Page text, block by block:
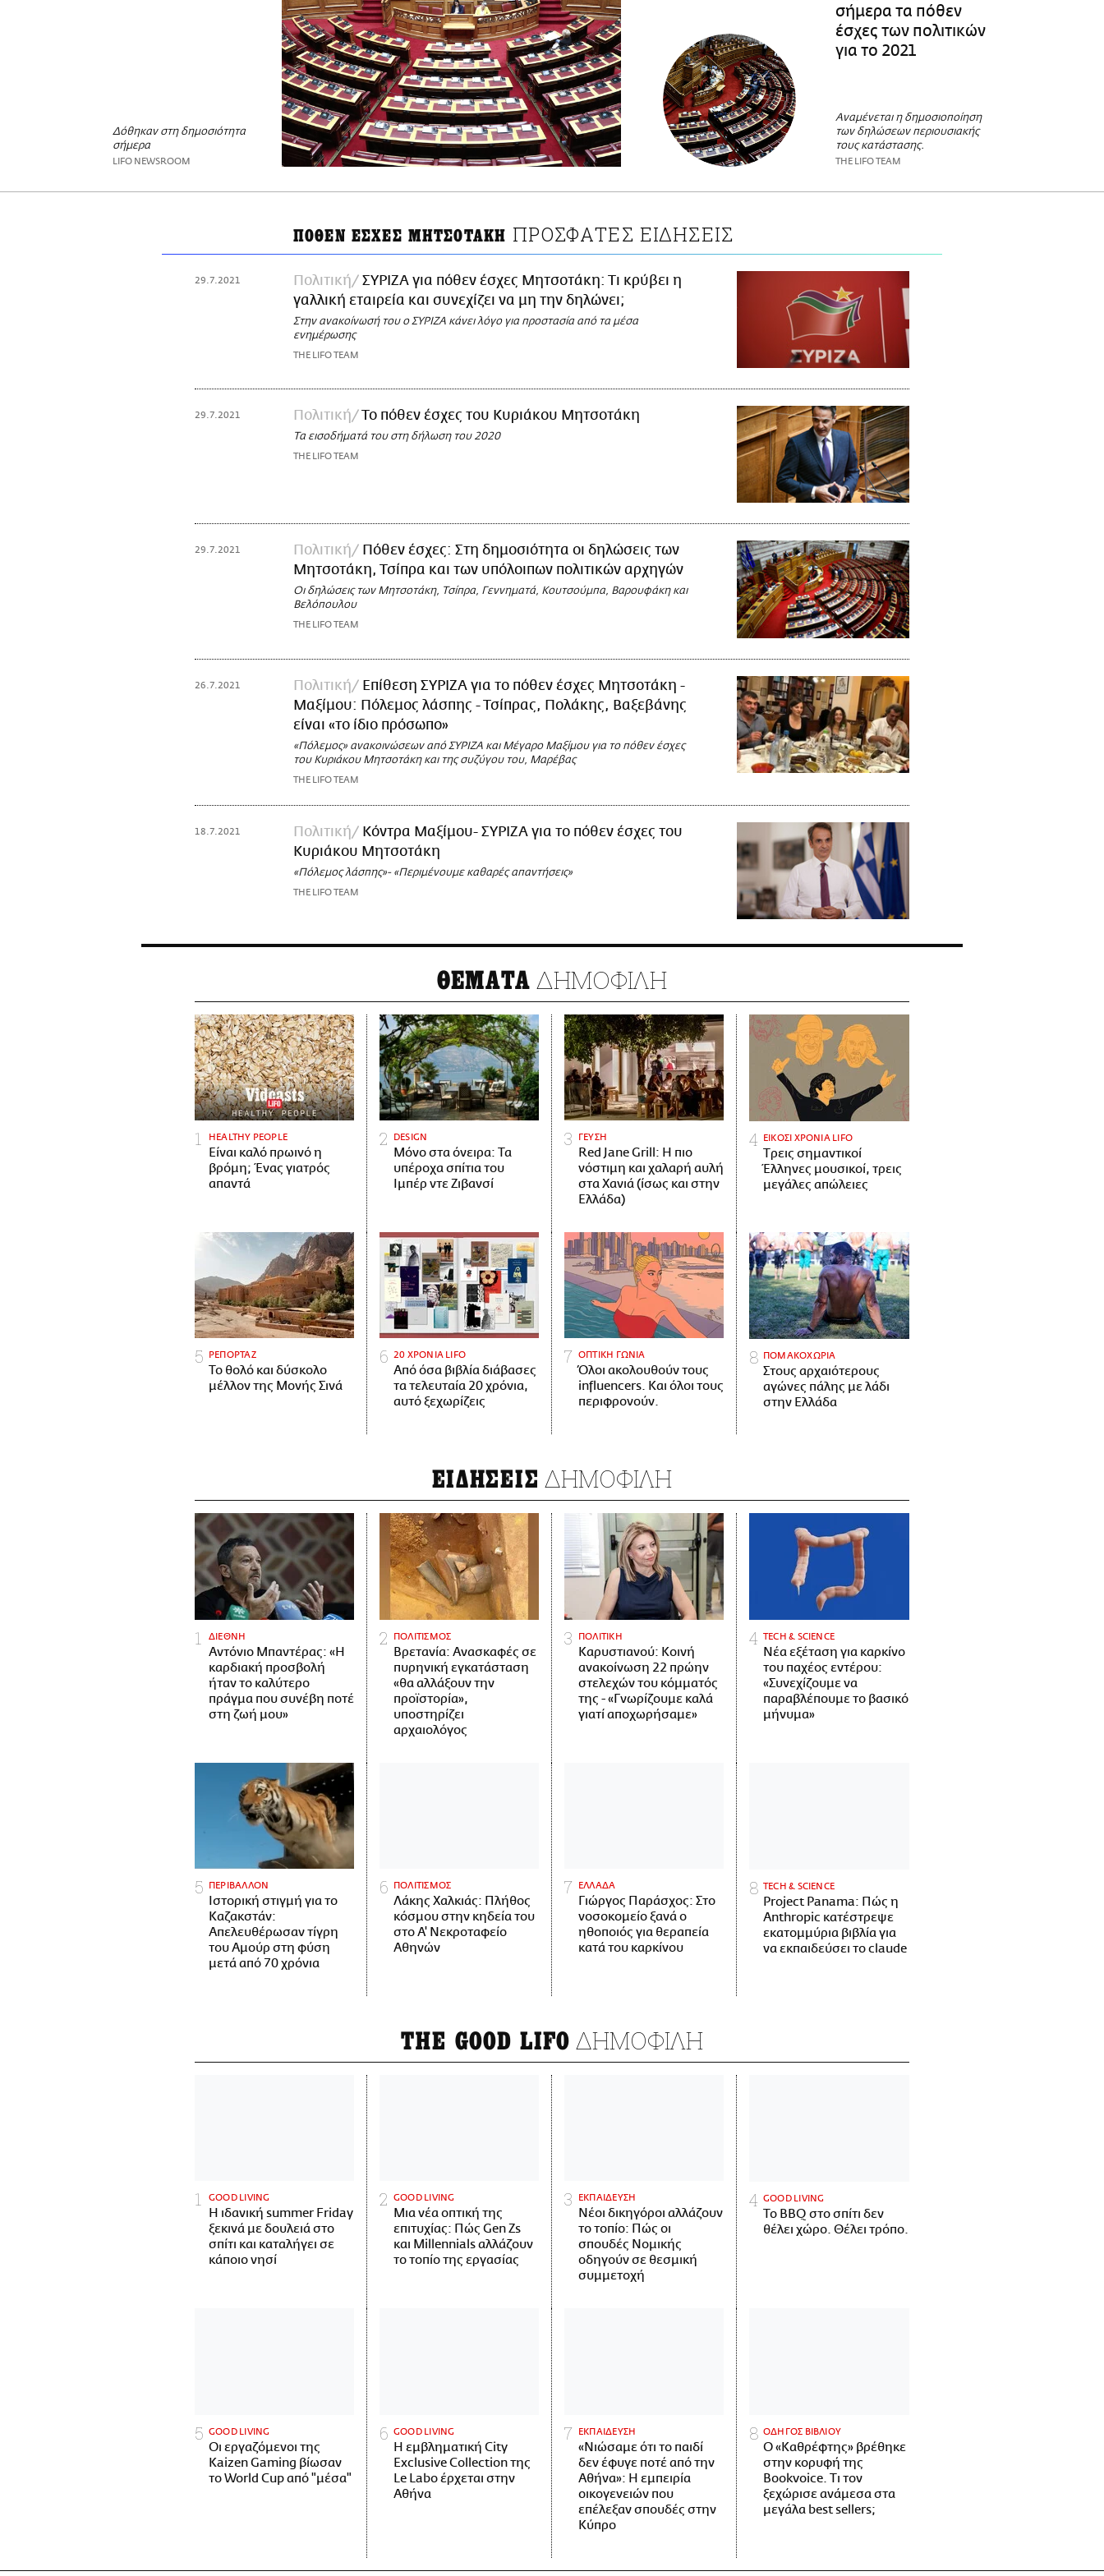
Δόθηκαν στη δημοσιότητα
σήμερα
LIFO NEWSROOM
σήμερα τα πόθεν
έσχες των πολιτικών
για το 2021
Αναμένεται η δημοσιοποίηση
των δηλώσεων περιουσιακής
τους κατάστασης.
THE LIFO TEAM
ΠΟΘΕΝ ΕΣΧΕΣ ΜΗΤΣΟΤΑΚΗ ΠΡΟΣΦΑΤΕΣ ΕΙΔΗΣΕΙΣ
29.7.2021 Πολιτική
ΣΥΡΙΖΑ για πόθεν έσχες Μητσοτάκη: Τι κρύβει η
γαλλική εταιρεία και συνεχίζει να μη την δηλώνει;
Στην ανακοίνωσή του ο ΣΥΡΙΖΑ κάνει λόγο για προστασία από τα μέσα
ενημέρωσης
THE LIFO TEAM
29.7.2021 Πολιτική Το πόθεν έσχες του Κυριάκου Μητσοτάκη
Τα εισοδήματά του στη δήλωση του 2020
THE LIFO TEAM
29.7.2021 Πολιτική
Πόθεν έσχες: Στη δημοσιότητα οι δηλώσεις των
Μητσοτάκη, Τσίπρα και των υπόλοιπων πολιτικών αρχηγών
Οι δηλώσεις των Μητσοτάκη, Τσίπρα, Γεννηματά, Κουτσούμπα, Βαρουφάκη και
Βελόπουλου
THE LIFO TEAM
26.7.2021 Πολιτική
Επίθεση ΣΥΡΙΖΑ για το πόθεν έσχες Μητσοτάκη -
Μαξίμου: Πόλεμος λάσπης - Τσίπρας, Πολάκης, Βαξεβάνης
είναι «το ίδιο πρόσωπο»
«Πόλεμος» ανακοινώσεων από ΣΥΡΙΖΑ και Μέγαρο Μαξίμου για το πόθεν έσχες
του Κυριάκου Μητσοτάκη και της συζύγου του, Μαρέβας
THE LIFO TEAM
18.7.2021 Πολιτική
Κόντρα Μαξίμου- ΣΥΡΙΖΑ για το πόθεν έσχες του
Κυριάκου Μητσοτάκη
«Πόλεμος λάσπης»- «Περιμένουμε καθαρές απαντήσεις»
THE LIFO TEAM
ΘΕΜΑΤΑ ΔΗΜΟΦΙΛΗ
HEALTHY PEOPLE
Είναι καλό πρωινό η
βρόμη; Ένας γιατρός
απαντά
DESIGN
Μόνο στα όνειρα: Τα
υπέροχα σπίτια του
Ιμπέρ ντε Ζιβανσί
ΓΕΥΣΗ
Red Jane Grill: Η πιο
νόστιμη και χαλαρή αυλή
στα Χανιά (ίσως και στην
Ελλάδα)
ΕΙΚΟΣΙ ΧΡΟΝΙΑ LIFO
Tρεις σημαντικοί
Έλληνες μουσικοί, τρεις
μεγάλες απώλειες
ΡΕΠΟΡΤΑΖ
Το θολό και δύσκολο
μέλλον της Μονής Σινά
20 ΧΡΟΝΙΑ LIFO
Από όσα βιβλία διάβασες
τα τελευταία 20 χρόνια,
αυτό ξεχωρίζεις
ΟΠΤΙΚΗ ΓΩΝΙΑ
Όλοι ακολουθούν τους
influencers. Και όλοι τους
περιφρονούν.
ΠΟΜΑΚΟΧΩΡΙΑ
Στους αρχαιότερους
αγώνες πάλης με λάδι
στην Ελλάδα
ΕΙΔΗΣΕΙΣ ΔΗΜΟΦΙΛΗ
ΔΙΕΘΝΗ
Αντόνιο Μπαντέρας: «Η
καρδιακή προσβολή
ήταν το καλύτερο
πράγμα που συνέβη ποτέ
στη ζωή μου»
ΠΟΛΙΤΙΣΜΟΣ
Βρετανία: Ανασκαφές σε
πυρηνική εγκατάσταση
«θα αλλάξουν την
προϊστορία»,
υποστηρίζει
αρχαιολόγος
ΠΟΛΙΤΙΚΗ
Καρυστιανού: Κοινή
ανακοίνωση 22 πρώην
στελεχών του κόμματός
της - «Γνωρίζουμε καλά
γιατί αποχωρήσαμε»
ΤECH & SCIENCE
Νέα εξέταση για καρκίνο
του παχέος εντέρου:
«Συνεχίζουμε να
παραβλέπουμε το βασικό
μήνυμα»
ΠΕΡΙΒΑΛΛΟΝ
Ιστορική στιγμή για το
Καζακστάν:
Απελευθέρωσαν τίγρη
του Αμούρ στη φύση
μετά από 70 χρόνια
ΠΟΛΙΤΙΣΜΟΣ
Λάκης Χαλκιάς: Πλήθος
κόσμου στην κηδεία του
στο Α' Νεκροταφείο
Αθηνών
ΕΛΛΑΔΑ
Γιώργος Παράσχος: Στο
νοσοκομείο ξανά ο
ηθοποιός για θεραπεία
κατά του καρκίνου
ΤECH & SCIENCE
Project Panama: Πώς η
Anthropic κατέστρεψε
εκατομμύρια βιβλία για
να εκπαιδεύσει το claude
THE GOOD LIFO ΔΗΜΟΦΙΛΗ
GOOD LIVING
Η ιδανική summer Friday
ξεκινά με δουλειά στο
σπίτι και καταλήγει σε
κάποιο νησί
GOOD LIVING
Μια νέα οπτική της
επιτυχίας: Πώς Gen Zs
και Millennials αλλάζουν
το τοπίο της εργασίας
ΕΚΠΑΙΔΕΥΣΗ
Νέοι δικηγόροι αλλάζουν
το τοπίο: Πώς οι
σπουδές Νομικής
οδηγούν σε θεσμική
συμμετοχή
GOOD LIVING
Το BBQ στο σπίτι δεν
θέλει χώρο. Θέλει τρόπο.
GOOD LIVING
Οι εργαζόμενοι της
Kaizen Gaming βίωσαν
το World Cup από "μέσα"
GOOD LIVING
Η εμβληματική City
Exclusive Collection της
Le Labo έρχεται στην
Αθήνα
ΕΚΠΑΙΔΕΥΣΗ
«Νιώσαμε ότι το παιδί
δεν έφυγε ποτέ από την
Αθήνα»: Η εμπειρία
οικογενειών που
επέλεξαν σπουδές στην
Κύπρο
ΟΔΗΓΟΣ ΒΙΒΛΙΟΥ
Ο «Καθρέφτης» βρέθηκε
στην κορυφή της
Bookvoice. Τι τον
ξεχώρισε ανάμεσα στα
μεγάλα best sellers;